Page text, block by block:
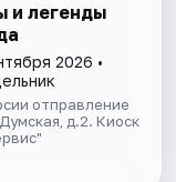
и легенды
2026 •
отправление
д.2. Киоск